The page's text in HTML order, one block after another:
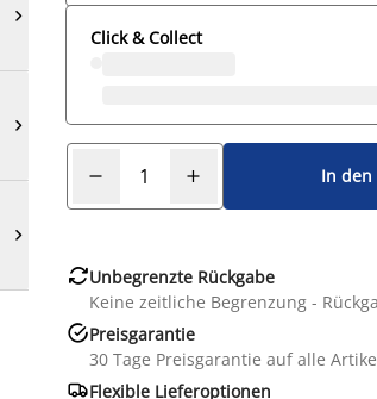



Click & Collect
In den
Unbegrenzte Rückgabe
Keine zeitliche Begrenzung -
Preisgarantie
30 Tage Preisgarantie auf alle
Flexible Lieferoptionen